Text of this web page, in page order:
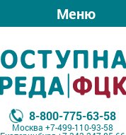
Меню
8-800-775-63-58
Москва +7-499-110-93-58